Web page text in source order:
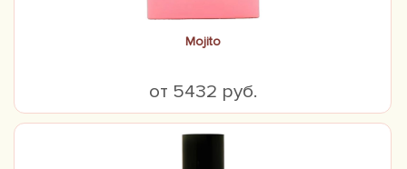
Mojito
от 5432 руб.